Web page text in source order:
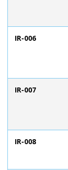
IR-006
IR-007
IR-008